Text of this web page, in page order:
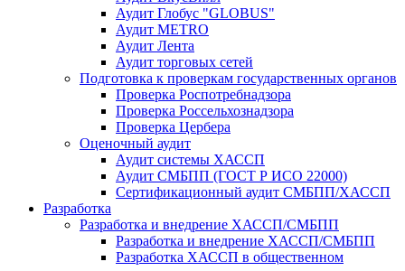
Аудит Глобус "GLOBUS"
Аудит METRO
Аудит Лента
Аудит торговых сетей
Подготовка к проверкам государственных органов
Проверка Роспотребнадзора
Проверка Россельхознадзора
Проверка Цербера
Оценочный аудит
Аудит системы ХАССП
Аудит СМБПП (ГОСТ Р ИСО 22000)
Сертификационный аудит СМБПП/ХАССП
Разработка
Разработка и внедрение ХАССП/СМБПП
Разработка и внедрение ХАССП/СМБПП
Разработка ХАССП в общественном